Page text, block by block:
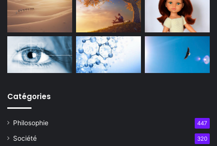
Catégories
Philosophie 447
Société 320